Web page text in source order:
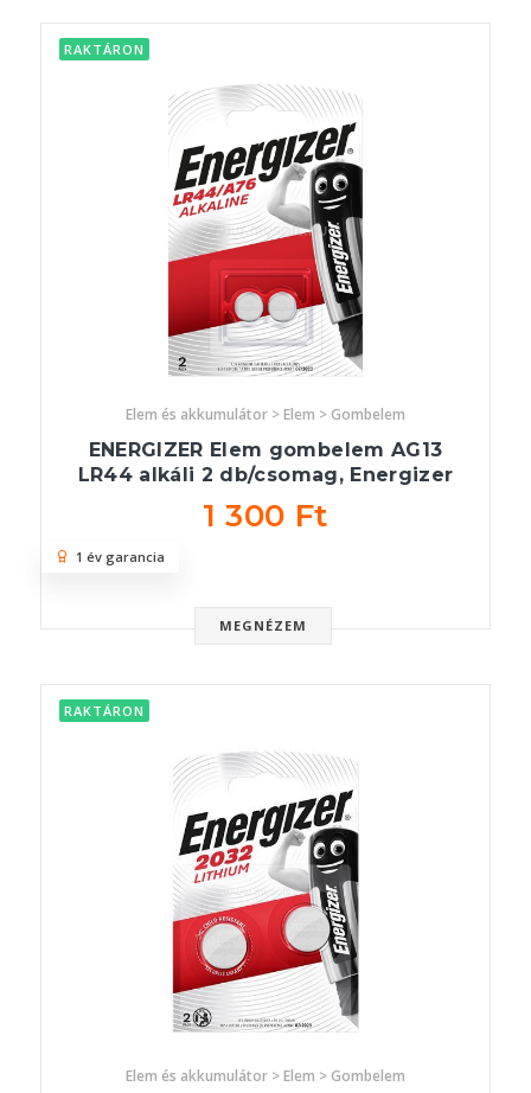
RAKTÁRON
Elem és akkumulátor > Elem > Gombelem
ENERGIZER Elem gombelem AG13
LR44 alkáli 2 db/csomag, Energizer
1 300 Ft
MEGNÉZEM
1 év garancia
RAKTÁRON
Elem és akkumulátor > Elem > Gombelem